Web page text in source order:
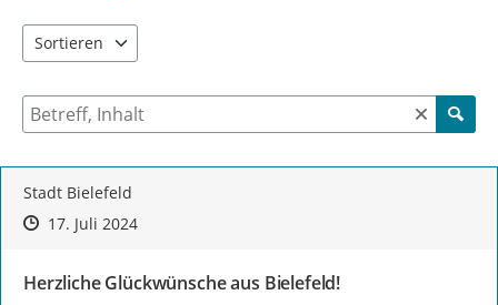
Sortieren
Suche nach Beiträgen und Kommentaren
Stadt Bielefeld
Zeitpunkt des Erstellens
Zeitpunkt des Erstellens
17. Juli 2024Zur Äußerung
Herzliche Glückwünsche aus Bielefeld!